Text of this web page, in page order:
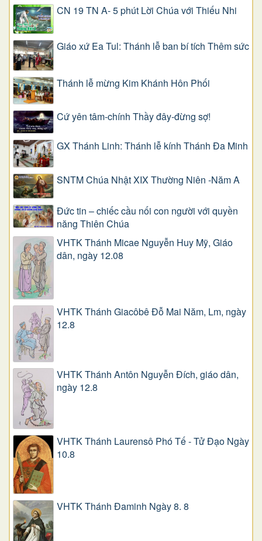
CN 19 TN A- 5 phút Lời Chúa với Thiếu Nhi
Giáo xứ Ea Tul: Thánh lễ ban bí tích Thêm sức
Thánh lễ mừng Kim Khánh Hôn Phối
Cứ yên tâm-chính Thầy đây-đừng sợ!
GX Thánh Linh: Thánh lễ kính Thánh Đa Minh
SNTM Chúa Nhật XIX Thường Niên -Năm A
Đức tin – chiếc cầu nối con người với quyền
năng Thiên Chúa
VHTK Thánh Micae Nguyễn Huy Mỹ, Giáo
dân, ngày 12.08
VHTK Thánh Giacôbê Ðỗ Mai Năm, Lm, ngày
12.8
VHTK Thánh Antôn Nguyễn Ðích, giáo dân,
ngày 12.8
VHTK Thánh Laurensô Phó Tế - Tử Đạo Ngày
10.8
VHTK Thánh Đaminh Ngày 8. 8